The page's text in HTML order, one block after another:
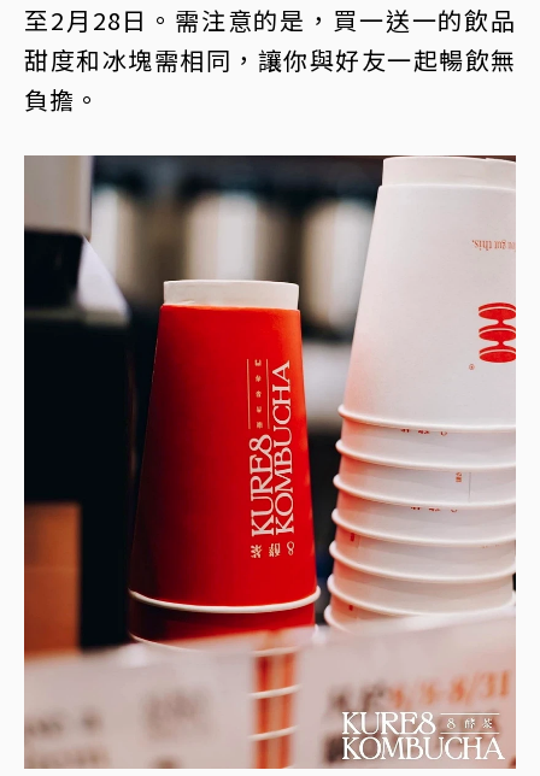
至2月28日。需注意的是，買一送一的飲品
甜度和冰塊需相同，讓你與好友一起暢飲無
負擔。